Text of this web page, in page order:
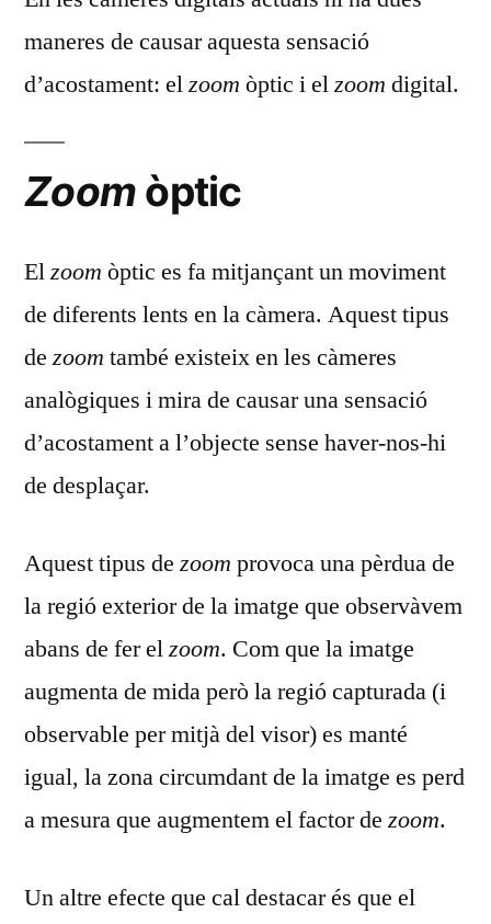
maneres de causar aquesta sensació
d’acostament: elzoom òptic i elzoom digital.
Zoom òptic
Elzoom òptic es fa mitjançant un moviment
de diferents lents en la càmera. Aquest tipus
dezoom també existeix en les càmeres
analògiques i mira de causar una sensació
d’acostament a l’objecte sense haver-nos-hi
de desplaçar.
Aquest tipus dezoom provoca una pèrdua de
la regió exterior de la imatge que observàvem
abans de fer elzoom. Com que la imatge
augmenta de mida però la regió capturada (i
observable per mitjà del visor) es manté
igual, la zona circumdant de la imatge es perd
a mesura que augmentem el factor dezoom.
Un altre efecte que cal destacar és que el